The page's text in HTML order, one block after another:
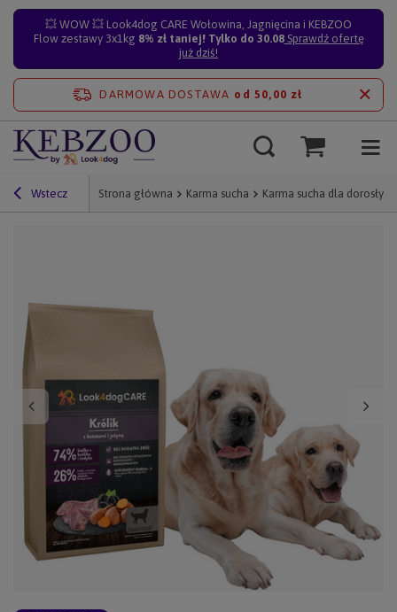
💥 WOW 💥 Look4dog CARE Wołowina, Jagnięcina i KEBZOO
Flow zestawy 3x1kg 8% zł taniej! Tylko do 30.08Sprawdź ofertę
już dziś!
DARMOWA DOSTAWA od 50,00 zł
Wstecz Strona główna Karma sucha Karma sucha dla